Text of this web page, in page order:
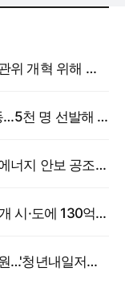
정부, '참정권 침해' 규명 총력... "선관위 개혁 위해 국정조사 등 모든 조치"
6만 명 몰린 '모두의 창업' 본격 시동…5천 명 선발해 밀착 지원
한일, 원유·석유제품 스와프 추진…에너지 안보 공조 강화
고용부, 중동전쟁 여파 대응 위해 8개 시·도에 130억 원 긴급 투입
월 10만 원 저축 시 3년 뒤 1440만 원…'청년내일저축계좌' 신규 모집